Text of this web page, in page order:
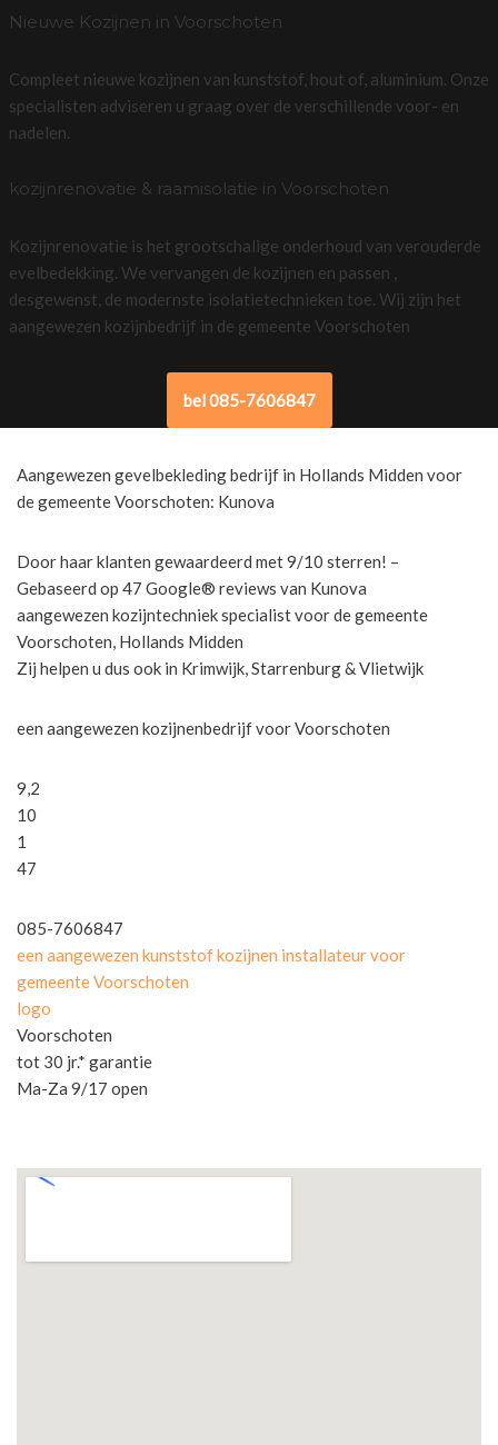
Nieuwe Kozijnen in Voorschoten
Compleet nieuwe kozijnen van kunststof, hout of, aluminium. Onze
specialisten adviseren u graag over de verschillende voor- en
nadelen.
kozijnrenovatie & raamisolatie in Voorschoten
Kozijnrenovatie is het grootschalige onderhoud van verouderde
evelbedekking. We vervangen de kozijnen en passen ,
desgewenst, de modernste isolatietechnieken toe. Wij zijn het
aangewezen kozijnbedrijf in de gemeente Voorschoten
bel 085-7606847
Aangewezen gevelbekleding bedrijf in Hollands Midden voor
de gemeente Voorschoten: Kunova
Door haar klanten gewaardeerd met 9/10 sterren! –
Gebaseerd op 47 Google® reviews van Kunova
aangewezen kozijntechniek specialist voor de gemeente
Voorschoten, Hollands Midden
Zij helpen u dus ook in Krimwijk, Starrenburg & Vlietwijk
een aangewezen kozijnenbedrijf voor Voorschoten
9,2
10
1
47
085-7606847
een aangewezen kunststof kozijnen installateur voor
gemeente Voorschoten
logo
Voorschoten
tot 30 jr.* garantie
Ma-Za 9/17 open